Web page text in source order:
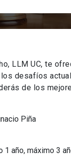
LLM UC, te
desafíos
de los
Piña
1 año, máximo 3